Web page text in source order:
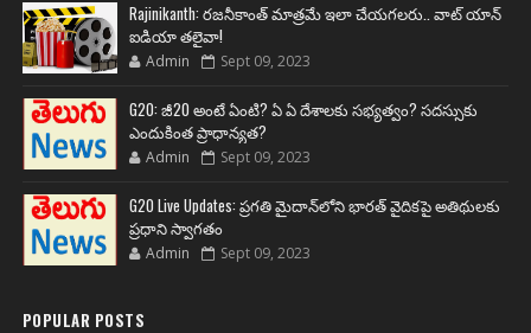
Rajinikanth: రజనీకాంత్ మాత్రమే ఇలా చేయగలరు.. వాట్ యాన్
ఐడియా తలైవా!
Admin Sept 09, 2023
G20: జీ20 అంటే ఏంటి? ఏ ఏ దేశాలకు సభ్యత్వం? సదస్సుకు
ఎందుకింత ప్రాధాన్యత?
Admin Sept 09, 2023
G20 Live Updates: ప్రగతి మైదాన్‌లోని భారత్ వైదికపై అతిథులకు
ప్రధాని స్వాగతం
Admin Sept 09, 2023
POPULAR POSTS